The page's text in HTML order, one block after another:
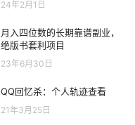
24年2月1日
月入四位数的长期靠谱副业，
绝版书套利项目
23年6月30日
QQ回忆杀：个人轨迹查看
21年3月25日